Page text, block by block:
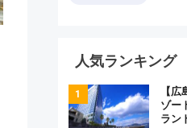
人気ランキング
【
ゾー
ラン